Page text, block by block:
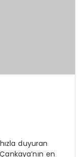
duyuran
en